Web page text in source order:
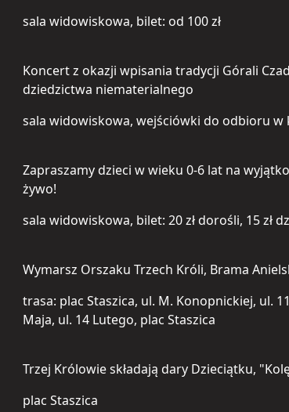
sala widowiskowa, bilet: od 100 zł
Koncert z okazji wpisania tradycji Górali
dziedzictwa niematerialnego
sala widowiskowa, wejściówki do odbioru w
Zapraszamy dzieci w wieku 0-6 lat na
żywo!
sala widowiskowa, bilet: 20 zł dorośli, 15 zł
Wymarsz Orszaku Trzech Króli, Brama
trasa: plac Staszica, ul. M. Konopnickiej, ul.
Maja, ul. 14 Lutego, plac Staszica
Trzej Królowie składają dary Dzieciątku,
plac Staszica